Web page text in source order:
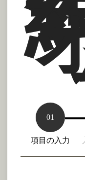
01
項目の入力